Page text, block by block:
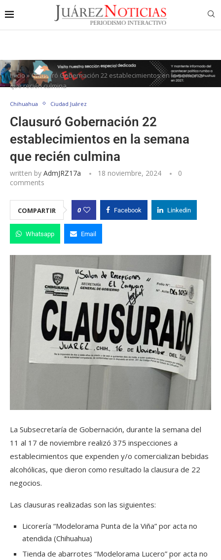
Inicio»Clausuró Gobernación 22 establecimientos en la semana
que recién culmina
Chihuahua Ciudad Juárez
Clausuró Gobernación 22
establecimientos en la semana
que recién culmina
written by AdmJRZ17a 18 noviembre, 2024
0
comments
COMPARTIR 0 Facebook Linkedin
Whatsapp Email
La Subsecretaría de Gobernación, durante la semana del
11 al 17 de noviembre realizó 375 inspecciones a
establecimientos que expenden y/o comercializan bebidas
alcohólicas, que dieron como resultado la clausura de 22
negocios.
Las clausuras realizadas son las siguientes:
Licorería “Modelorama Punta de la Viña” por acta no
atendida (Chihuahua)
Tienda de abarrotes “Modelorama Lucero” por acta no